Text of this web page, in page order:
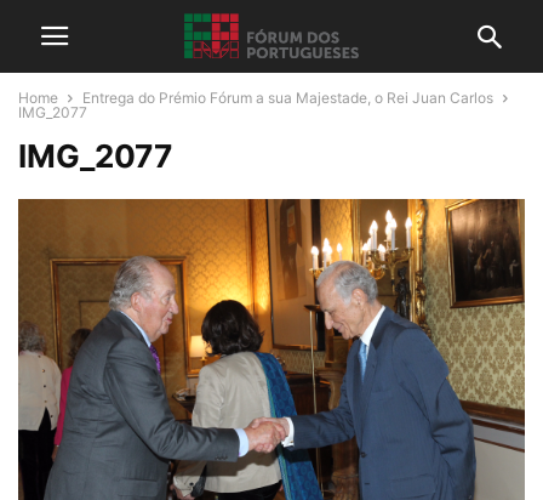
Home
Entrega do Prémio Fórum a sua Majestade, o Rei Juan Carlos
IMG_2077
IMG_2077